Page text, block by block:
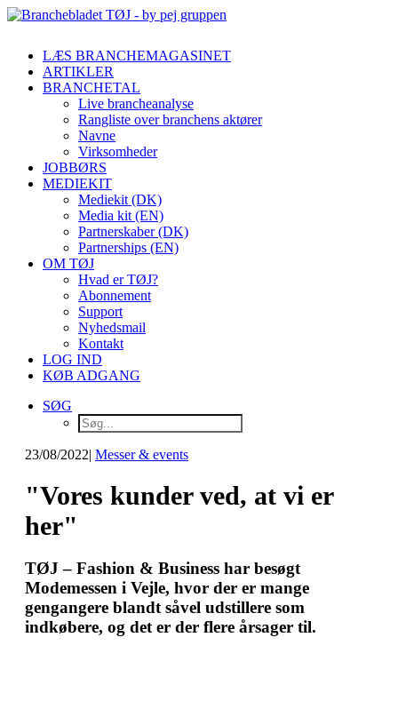
LÆS BRANCHEMAGASINET
ARTIKLER
BRANCHETAL
Live brancheanalyse
Rangliste over branchens aktører
Navne
Virksomheder
JOBBØRS
MEDIEKIT
Mediekit (DK)
Media kit (EN)
Partnerskaber (DK)
Partnerships (EN)
OM TØJ
Hvad er TØJ?
Abonnement
Support
Nyhedsmail
Kontakt
LOG IND
KØB ADGANG
SØG
23/08/2022| Messer & events
"Vores kunder ved, at vi er
her"
TØJ – Fashion & Business har besøgt
Modemessen i Vejle, hvor der er mange
gengangere blandt såvel udstillere som
indkøbere, og det er der flere årsager til.